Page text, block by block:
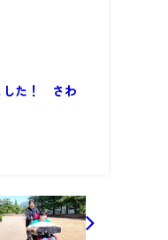
した！ さわ